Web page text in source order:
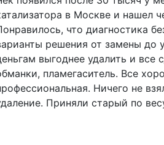
в Москве и нашел
что диагностика
решения от замены до
выгоднее удалить и все
пламегаситель. Все
Ничего не
Приняли старый по